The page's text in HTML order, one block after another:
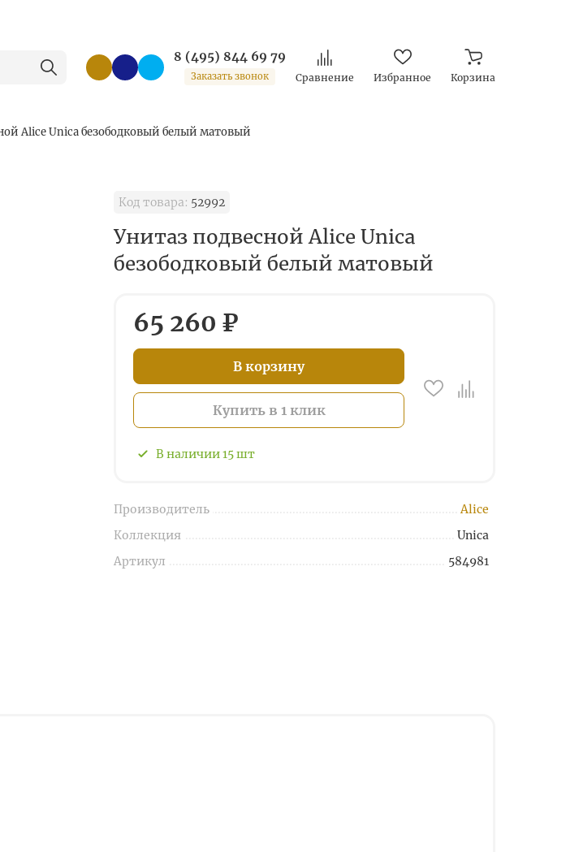
8 (495) 844 69 79
Заказать звонок Сравнение Избранное Корзина
Alice Unica безободковый белый матовый
Код товара: 52992
Унитаз подвесной Alice Unica
безободковый белый матовый
65 260 ₽
В корзину
Купить в 1 клик
В наличии15шт
Производитель
Alice
Коллекция
Unica
Артикул
584981